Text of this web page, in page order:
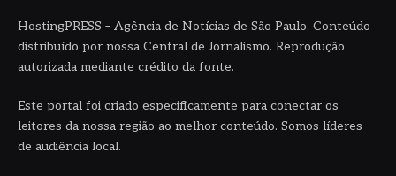
HostingPRESS – Agência de Notícias de São Paulo. Conteúdo
distribuído por nossa Central de Jornalismo. Reprodução
autorizada mediante crédito da fonte.
Este portal foi criado especificamente para conectar os
leitores da nossa região ao melhor conteúdo. Somos líderes
de audiência local.